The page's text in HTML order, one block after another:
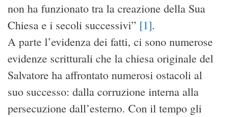
non ha funzionato tra la creazione della Sua
Chiesa e i secoli successivi” [1].
A parte l’evidenza dei fatti, ci sono numerose
evidenze scritturali che la chiesa originale del
Salvatore ha affrontato numerosi ostacoli al
suo successo: dalla corruzione interna alla
persecuzione dall’esterno. Con il tempo gli